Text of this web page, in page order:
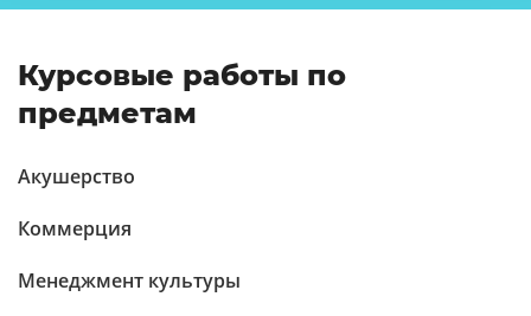
Курсовые работы по
предметам
Акушерство
Коммерция
Менеджмент культуры